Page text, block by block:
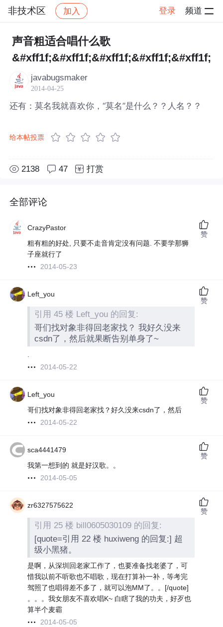
非技术区 加入 登录 频道
社区 非技术区 帖子详情
声音粗适合唱什么歌
&#xff1f;&#xff1f;&#xff1f;&#xff1f;&#xff1f;
javabugsmaker
2014-04-25
还有：莫名我就喜欢你，“莫名”是什么？？人名？？
给本帖投票
2138 47 打赏
全部评论
CrazyPastor
粗有粗的好处, 只要不走音肯定没有问题. 不要学那狮
子座就行了
2014-05-23
赞
Left_you
引用 45 楼 Left_you 的回复:
哥们找对象非得回老家找？ 我好久没来
csdn了，然后就果断告别单身了~
.
2014-05-22
赞
Left_you
哥们找对象非得回老家找？好久没来csdn了，然后
2014-05-22
赞
sca4441479
我第一想到的 就是好汉歌。。
2014-05-05
赞
zr6327575622
引用 25 楼 bill0605030109 的回复:
[quote=引用 22 楼 huxiweng 的回复:] 超
级小黑猪。
是啊，从深圳回老家工作了，也要准备找老婆了，可
惜我以前不听歌也不唱歌，现在打算补一补，等考完
驾照了也唱得差不多了，就可以泡MM了。。 [/quote]
。。。我女朋友不喜欢唱K~ 白瞎了我的功夫，好歹也
算半个麦霸
2014-05-05
赞